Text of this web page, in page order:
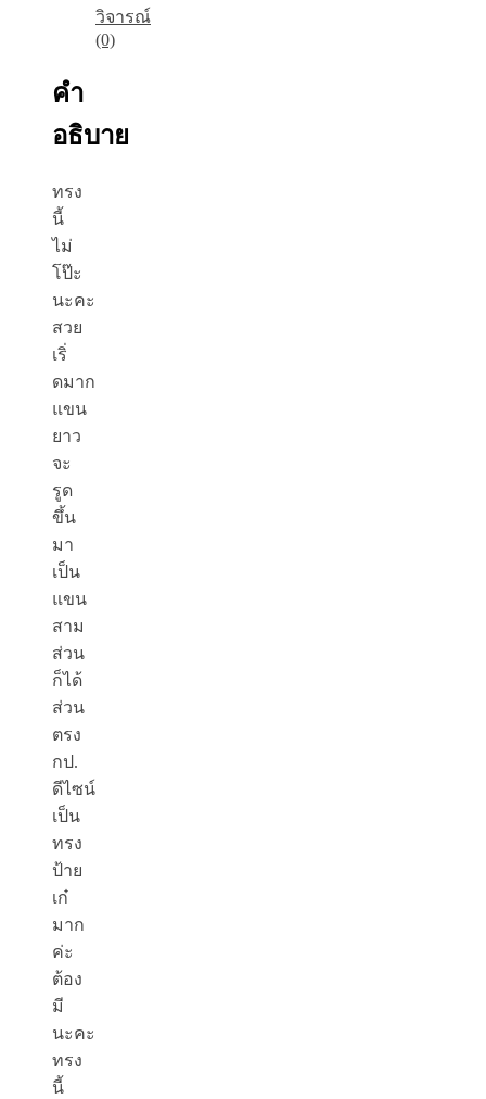
วิจารณ์
(0)
คำ
อธิบาย
ทรง
นี้
ไม่
โป๊ะ
นะคะ
สวย
เริ่
ดมาก
แขน
ยาว
จะ
รูด
ขึ้น
มา
เป็น
แขน
สาม
ส่วน
ก็ได้
ส่วน
ตรง
กป.
ดีไซน์
เป็น
ทรง
ป้าย
เก๋
มาก
ค่ะ
ต้อง
มี
นะคะ
ทรง
นี้